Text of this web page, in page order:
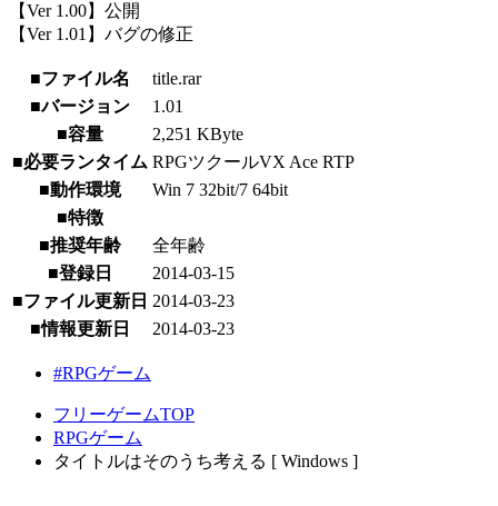
【Ver 1.00】公開
【Ver 1.01】バグの修正
■ファイル名
title.rar
■バージョン
1.01
■容量
2,251 KByte
■必要ランタイム RPGツクールVX Ace RTP
■動作環境
Win 7 32bit/7 64bit
■特徴
■推奨年齢
全年齢
■登録日
2014-03-15
■ファイル更新日 2014-03-23
■情報更新日
2014-03-23
#RPGゲーム
フリーゲームTOP
RPGゲーム
タイトルはそのうち考える [ Windows ]